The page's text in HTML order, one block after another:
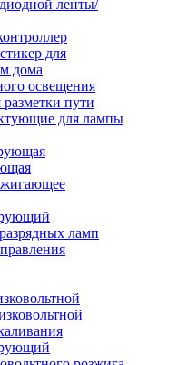
ленты/
для
дома
освещения
пути
для лампы
ламп